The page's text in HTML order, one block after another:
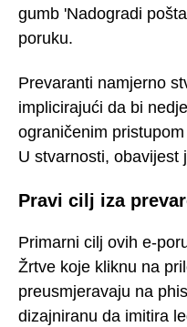
gumb 'Nadogradi
poruku.
Prevaranti namjerno
implicirajući da bi
ograničenim
U stvarnosti, obavijest
Pravi cilj iza
Primarni cilj ovih e-
Žrtve koje kliknu na
preusmjeravaju na
dizajniranu da imitira